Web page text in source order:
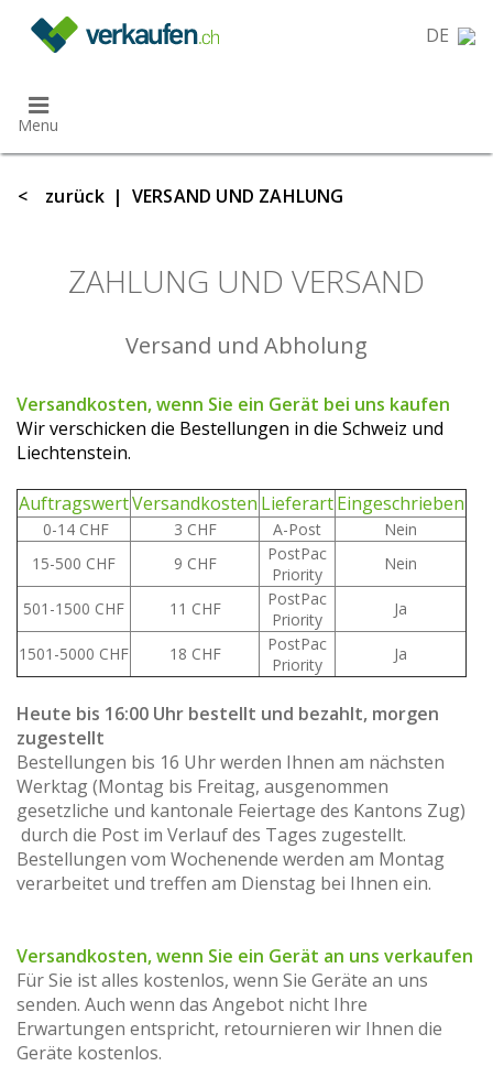
DE
Menu
< zurück | VERSAND UND ZAHLUNG
ZAHLUNG UND VERSAND
Versand und Abholung
Versandkosten, wenn Sie ein Gerät bei uns kaufen
Wir verschicken die Bestellungen in die Schweiz und
Liechtenstein.
AuftragswertVersandkosten LieferartEingeschrieben
0-14 CHF 3 CHF A-Post
Nein
15-500 CHF
9 CHF
PostPac
Priority
Nein
501-1500 CHF 11 CHF
PostPac
Priority
Ja
1501-5000 CHF 18 CHF
PostPac
Priority
Ja
Heute bis 16:00 Uhr bestellt und bezahlt, morgen
zugestellt
Bestellungen bis 16 Uhr werden Ihnen am nächsten
Werktag (Montag bis Freitag, ausgenommen
gesetzliche und kantonale Feiertage des Kantons Zug)
durch die Post im Verlauf des Tages zugestellt.
Bestellungen vom Wochenende werden am Montag
verarbeitet und treffen am Dienstag bei Ihnen ein.
Versandkosten, wenn Sie ein Gerät an uns verkaufen
Für Sie ist alles kostenlos, wenn Sie Geräte an uns
senden. Auch wenn das Angebot nicht Ihre
Erwartungen entspricht, retournieren wir Ihnen die
Geräte kostenlos.